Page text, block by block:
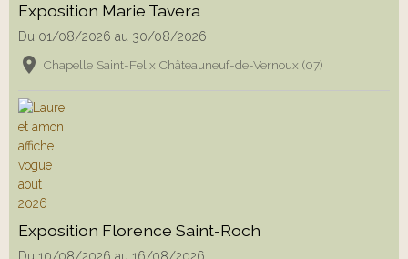
Exposition Marie Tavera
Du 01/08/2026 au 30/08/2026
Chapelle Saint-Felix Châteauneuf-de-Vernoux (07)
Exposition Florence Saint-Roch